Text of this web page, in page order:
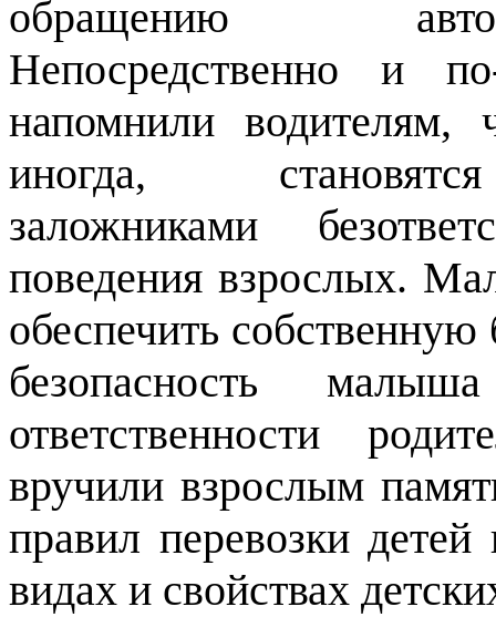
обращению
Непосредственно и
напомнили
иногда,
заложниками
поведения взрослых.
обеспечить
безопасность
ответственности
вручили взрослым
правил перевозки
видах и свойствах